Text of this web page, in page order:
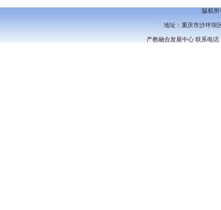
版权所
地址：重庆市沙坪坝
产教融合发展中心 联系电